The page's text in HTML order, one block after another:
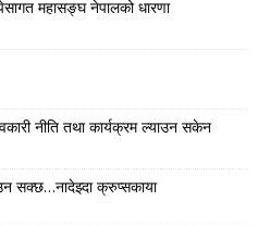
महासङ्घ नेपालको धारणा
नीति तथा कार्यक्रम ल्याउन सकेन
सक्छ…नादेझ्दा क्रुप्सकाया